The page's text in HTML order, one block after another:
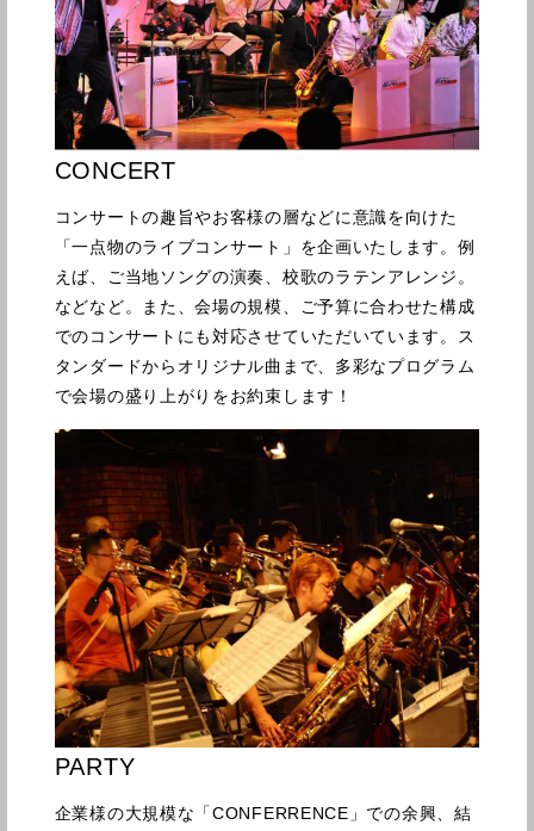
CONCERT
コンサートの趣旨やお客様の層などに意識を向けた
「一点物のライブコンサート」を企画いたします。例
えば、ご当地ソングの演奏、校歌のラテンアレンジ。
などなど。また、会場の規模、ご予算に合わせた構成
でのコンサートにも対応させていただいています。ス
タンダードからオリジナル曲まで、多彩なプログラム
で会場の盛り上がりをお約束します！
PARTY
企業様の大規模な「CONFERRENCE」での余興、結